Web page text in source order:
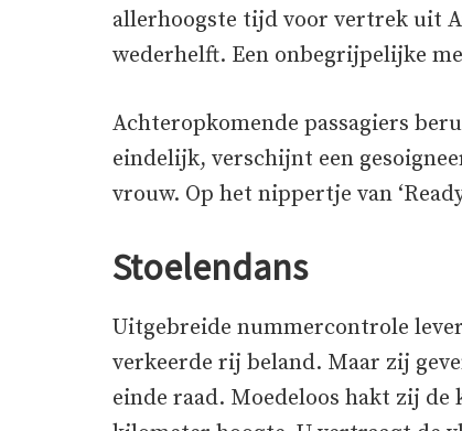
allerhoogste tijd voor vertrek uit
wederhelft. Een onbegrijpelijke
Achteropkomende passagiers
eindelijk, verschijnt een
vrouw. Op het nippertje van
Stoelendans
Uitgebreide nummercontrole
verkeerde rij beland. Maar zij
einde raad. Moedeloos hakt zij